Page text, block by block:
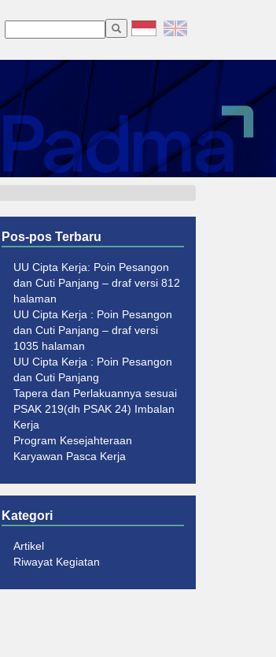
Pos-pos Terbaru
UU Cipta Kerja: Poin Pesangon
dan Cuti Panjang – draf versi 812
halaman
UU Cipta Kerja : Poin Pesangon
dan Cuti Panjang – draf versi
1035 halaman
UU Cipta Kerja : Poin Pesangon
dan Cuti Panjang
Tapera dan Perlakuannya sesuai
PSAK 219(dh PSAK 24) Imbalan
Kerja
Program Kesejahteraan
Karyawan Pasca Kerja
Kategori
Artikel
Riwayat Kegiatan